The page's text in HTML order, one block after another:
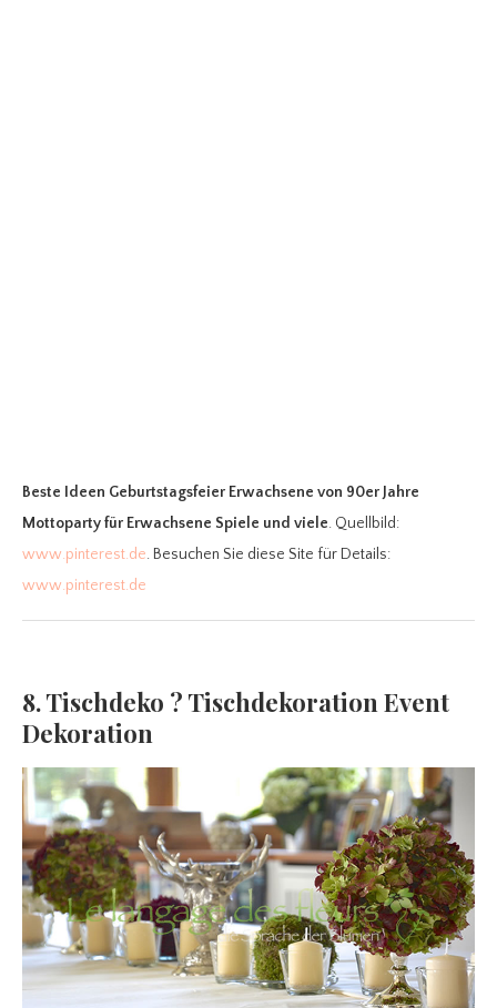
Beste Ideen Geburtstagsfeier Erwachsene von 90er Jahre
Mottoparty für Erwachsene Spiele und viele. Quellbild:
www.pinterest.de. Besuchen Sie diese Site für Details:
www.pinterest.de
8. Tischdeko ? Tischdekoration Event
Dekoration